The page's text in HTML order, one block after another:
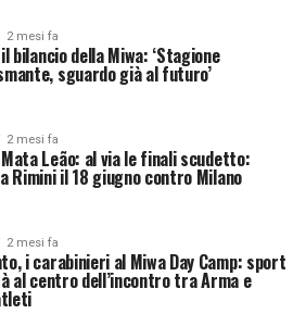
2 mesi fa
bilancio della Miwa: ‘Stagione
sguardo già al futuro’
2 mesi fa
Leão: al via le finali scudetto:
Rimini il 18 giugno contro Milano
2 mesi fa
i carabinieri al Miwa Day Camp: sport
al centro dell’incontro tra Arma e